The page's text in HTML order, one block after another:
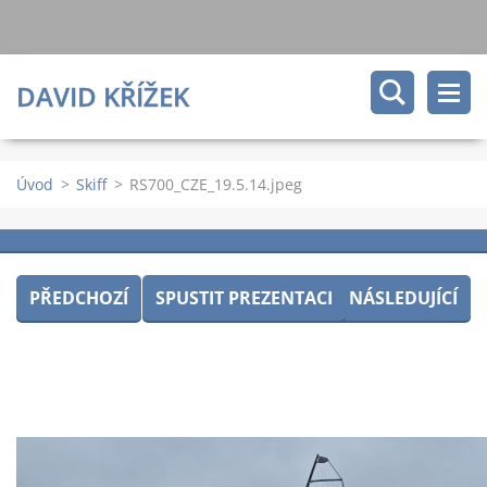
DAVID KŘÍŽEK
Úvod > Skiff > RS700_CZE_19.5.14.jpeg
PŘEDCHOZÍ SPUSTIT PREZENTACI NÁSLEDUJÍCÍ